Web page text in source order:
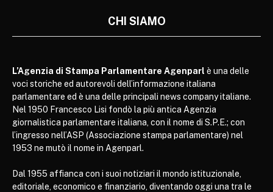
CHI SIAMO
L’Agenzia di Stampa Parlamentare Agenparl è una delle
voci storiche ed autorevoli dell’informazione italiana
parlamentare ed è una delle principali news company italiane.
Nel 1950 Francesco Lisi fondò la più antica Agenzia
giornalistica parlamentare italiana, con il nome di S.P.E.; con
l’ingresso nell’ASP (Associazione stampa parlamentare) nel
1953 ne mutò il nome in Agenparl.
Dal 1955 affianca con i suoi notiziari il mondo istituzionale,
editoriale, economico e finanziario, diventando oggi una tra le